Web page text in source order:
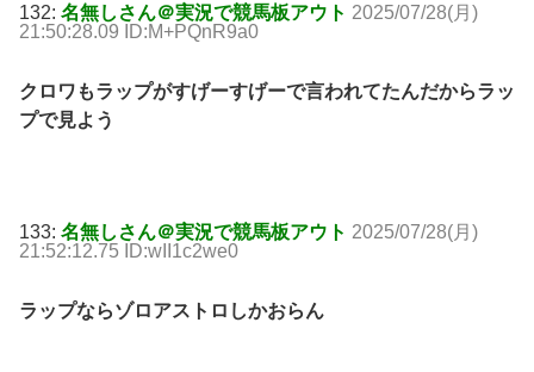
132: 名無しさん＠実況で競馬板アウト 2025/07/28(月)
21:50:28.09 ID:M+PQnR9a0
クロワもラップがすげーすげーで言われてたんだからラッ
プで見よう
133: 名無しさん＠実況で競馬板アウト 2025/07/28(月)
21:52:12.75 ID:wII1c2we0
ラップならゾロアストロしかおらん